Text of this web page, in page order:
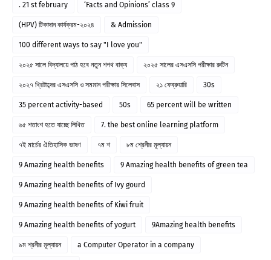
. 21 st february ‘Facts and Opinions’ class 9
(HPV) টিকাদান কার্যক্রম-২০২৪ & Admission
100 different ways to say "I love you"
২০২৫ সালে বিদ্যালয়ে পাঠ হবে নতুন শপথ বাক্য ২০২৫ সালের এসএসসি পরীক্ষার রুটিন
২০২৭ খ্রিষ্টাব্দের এসএসসি ও সমমান পরীক্ষার সিলেবাস ২১ ফেব্রুয়ারি 30s
35 percent activity-based 50s 65 percent will be written
৬৫ শতাংশ হতে যাচ্ছে লিখিত 7. the best online learning platform
৭ই মার্চের ঐতিহাসিক ভাষণ ৭ম শ ৮ম শ্রেনীর মূল্যায়ন
9 Amazing health benefits 9 Amazing health benefits of green tea
9 Amazing health benefits of Ivy gourd
9 Amazing health benefits of Kiwi fruit
9 Amazing health benefits of yogurt 9Amazing health benefits
৯ম শ্রনীর মূল্যায়ন a Computer Operator in a company